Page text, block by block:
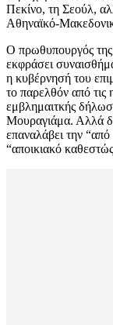
Πεκίνο, τη Σεούλ,
Αθηναϊκό-
Ο πρωθυπουργός της
εκφράσει
η κυβέρνησή του
το παρελθόν από τις
εμβλημαιτκής
Μουραγιάμα. Αλλά
επαναλάβει την
“αποικιακό